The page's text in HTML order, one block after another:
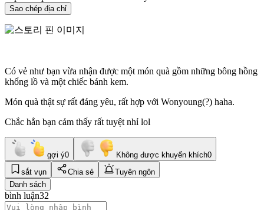
Sao chép địa chỉ
Có vẻ như bạn vừa nhận được một món quà gồm những bông hồng
khổng lồ và một chiếc bánh kem.
Món quà thật sự rất đáng yêu, rất hợp với Wonyoung(?) haha.
Chắc hẳn bạn cảm thấy rất tuyệt nhỉ lol
gợi ý0 Không được khuyến khích0
sắt vụn
Chia sẻ
Tuyên ngôn
Danh sách
bình luận32